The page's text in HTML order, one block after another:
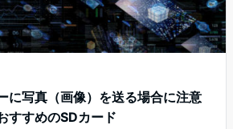
に写真（画像）を送る場合に注意
すすめのSDカード